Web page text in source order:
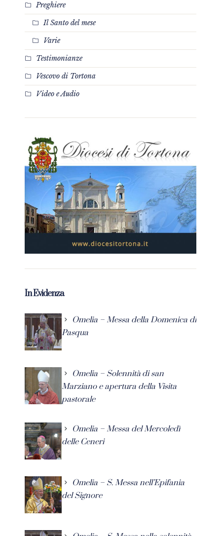
Preghiere
Il Santo del mese
Varie
Testimonianze
Vescovo di Tortona
Video e Audio
In Evidenza
Omelia – Messa della Domenica di
Pasqua
Omelia – Solennità di san
Marziano e apertura della Visita
pastorale
Omelia – Messa del Mercoledì
delle Ceneri
Omelia – S. Messa nell’Epifania
del Signore